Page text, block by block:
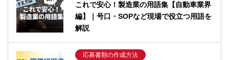
これで安心！製造業の用語集【自動車業界
編】｜号口・SOPなど現場で役立つ用語を
解説
応募書類の作成方法